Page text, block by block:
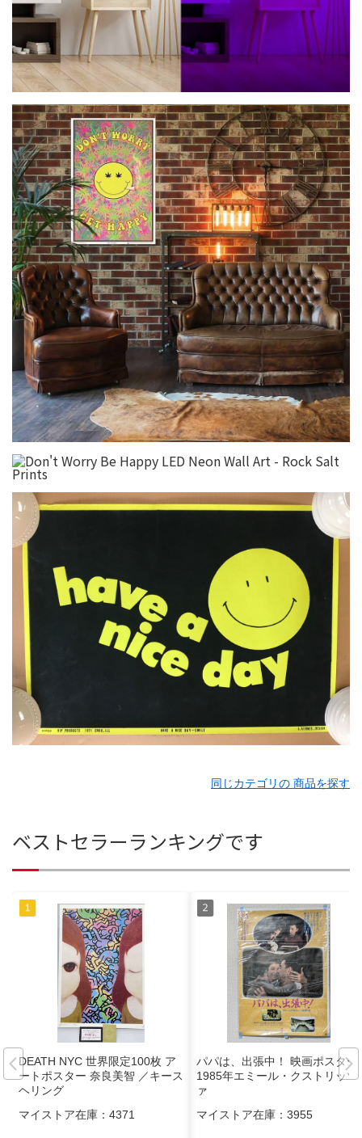
同じカテゴリの 商品を探す
ベストセラーランキングです
DEATH NYC 世界限定100枚 ア
ートポスター 奈良美智 ／キース
ヘリング
マイストア在庫： 4371
パパは、出張中！ 映画ポスター
1985年エミール・クストリッツ
ァ
マイストア在庫： 3955